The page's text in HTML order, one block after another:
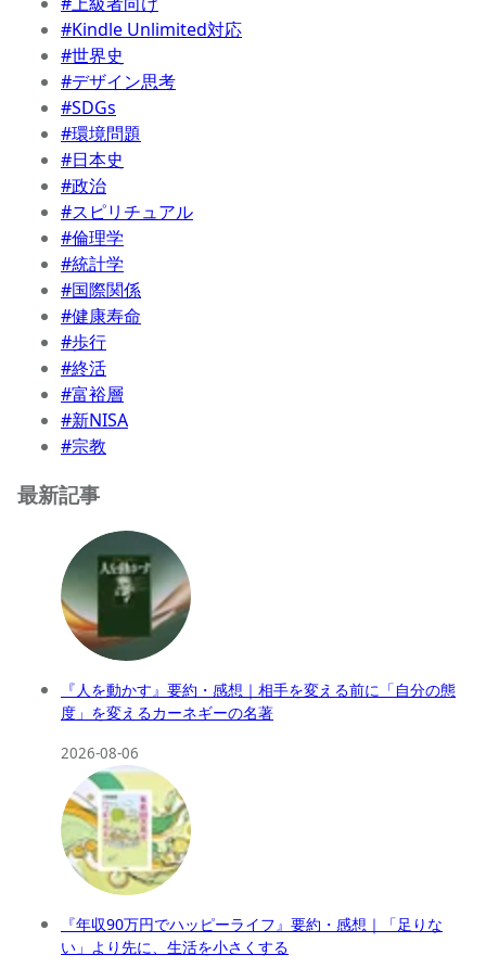
#Kindle Unlimited対応
#世界史
#デザイン思考
#SDGs
#環境問題
#日本史
#政治
#スピリチュアル
#倫理学
#統計学
#国際関係
#健康寿命
#歩行
#終活
#富裕層
#新NISA
#宗教
最新記事
『人を動かす』要約・感想｜相手を変える前に「自分の態
度」を変えるカーネギーの名著
2026-08-06
『年収90万円でハッピーライフ』要約・感想｜「足りな
い」より先に、生活を小さくする